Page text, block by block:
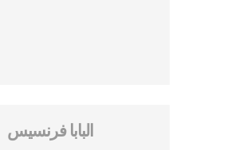
البابا فرنسيس